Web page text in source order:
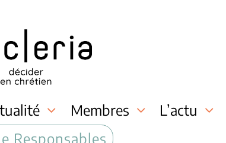
Membres L’actu
Responsables